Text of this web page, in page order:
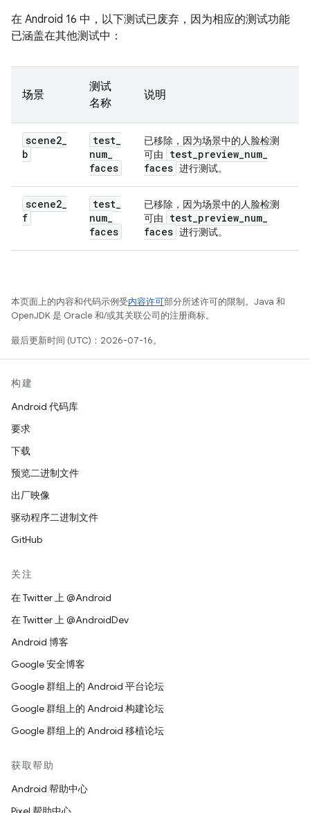
在 Android 16 中，以下测试已废弃，因为相应的测试功能
已涵盖在其他测试中：
场景
测试
名称
说明
scene2_
b
test_
num_
faces
已移除，因为场景中的人脸检测
可由
test_preview_num_
faces 进行测试。
scene2_
f
test_
num_
faces
已移除，因为场景中的人脸检测
可由
test_preview_num_
faces 进行测试。
本页面上的内容和代码示例受内容许可部分所述许可的限制。Java 和
OpenJDK 是 Oracle 和/或其关联公司的注册商标。
最后更新时间 (UTC)：2026-07-16。
构建
Android 代码库
要求
下载
预览二进制文件
出厂映像
驱动程序二进制文件
GitHub
关注
在 Twitter 上 @Android
在 Twitter 上 @AndroidDev
Android 博客
Google 安全博客
Google 群组上的 Android 平台论坛
Google 群组上的 Android 构建论坛
Google 群组上的 Android 移植论坛
获取帮助
Android 帮助中心